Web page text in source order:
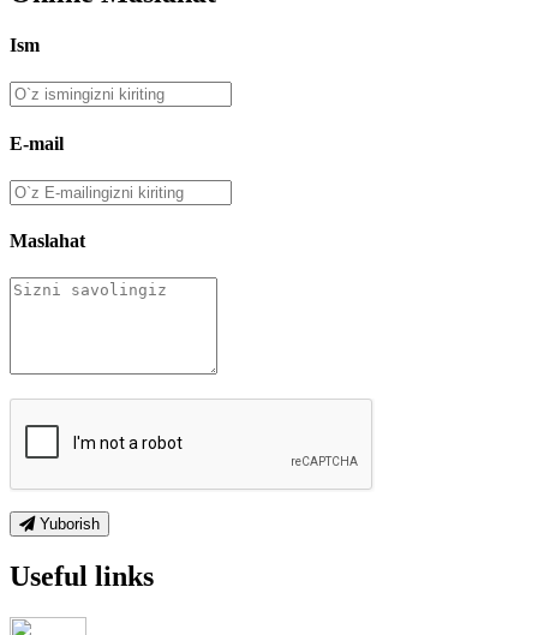
Ism
E-mail
Maslahat
Yuborish
Useful links